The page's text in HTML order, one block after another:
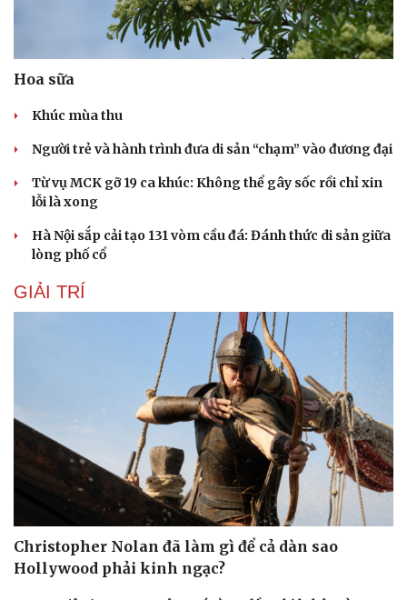
Hoa sữa
Khúc mùa thu
Người trẻ và hành trình đưa di sản “chạm” vào đương đại
Từ vụ MCK gỡ 19 ca khúc: Không thể gây sốc rồi chỉ xin
lỗi là xong
Hà Nội sắp cải tạo 131 vòm cầu đá: Đánh thức di sản giữa
lòng phố cổ
GIẢI TRÍ
Christopher Nolan đã làm gì để cả dàn sao
Hollywood phải kinh ngạc?